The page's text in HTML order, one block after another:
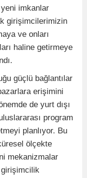
imkanlar
girişimcilerimizin
ve onları
haline getirmeye
güçlü bağlantılar
erişimini
de yurt dışı
program
planlıyor. Bu
ölçekte
mekanizmalar
girişimcilik